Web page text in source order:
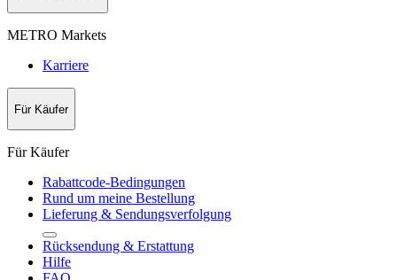
METRO Markets
Karriere
Für Käufer
Für Käufer
Rabattcode-Bedingungen
Rund um meine Bestellung
Lieferung & Sendungsverfolgung
Rücksendung & Erstattung
Hilfe